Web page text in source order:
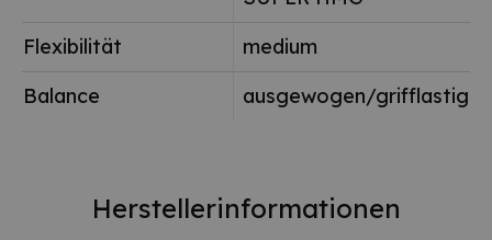
Flexibilität
medium
Balance
ausgewogen/grifflastig
Herstellerinformationen